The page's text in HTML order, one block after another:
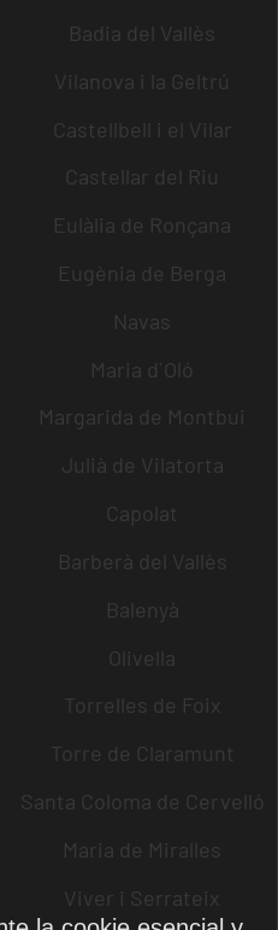
Badia del Vallès
Vilanova i la Geltrú
Castellbell i el Vilar
Castellar del Riu
Eulàlia de Ronçana
Eugènia de Berga
Navas
Maria d´Oló
Margarida de Montbui
Julià de Vilatorta
Capolat
Barberà del Vallès
Balenyà
Olivella
Torrelles de Foix
Torre de Claramunt
Santa Coloma de Cervelló
Maria de Miralles
Viver i Serrateix